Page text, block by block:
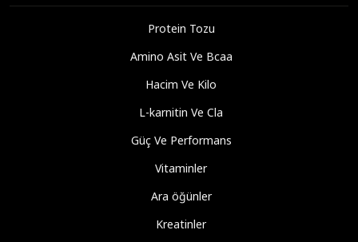
Protein Tozu
Amino Asit Ve Bcaa
Hacim Ve Kilo
L-karnitin Ve Cla
Güç Ve Performans
Vitaminler
Ara öğünler
Kreatinler